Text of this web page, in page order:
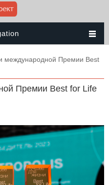
международной Премии Best
Премии Best for Life